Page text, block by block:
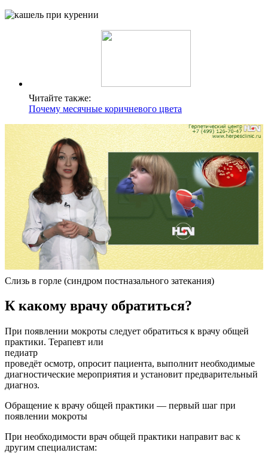
Читайте также:
Почему месячные коричневого цвета
Слизь в горле (синдром постназального затекания)
К какому врачу обратиться?
При появлении мокроты следует обратиться к врачу общей
практики. Терапевт или
педиатр
проведёт осмотр, опросит пациента, выполнит необходимые
диагностические мероприятия и установит предварительный
диагноз.
Обращение к врачу общей практики — первый шаг при
появлении мокроты
При необходимости врач общей практики направит вас к
другим специалистам: